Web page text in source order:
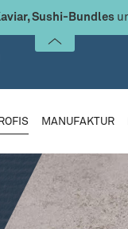
Sushi-Bundles
MANUFAKTUR